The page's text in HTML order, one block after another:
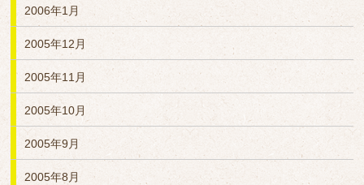
2006年1月
2005年12月
2005年11月
2005年10月
2005年9月
2005年8月